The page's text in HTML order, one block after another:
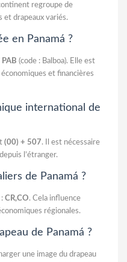
regroupe de
et drapeaux variés.
en Panamá ?
PAB (code : Balboa). Elle est
et financières
international de
(00) + 507. Il est nécessaire
l’étranger.
de Panamá ?
CR,CO. Cela influence
régionales.
de Panamá ?
une image du drapeau